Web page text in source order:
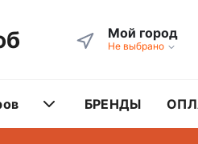
Мой город
Не выбрано
БРЕНДЫ